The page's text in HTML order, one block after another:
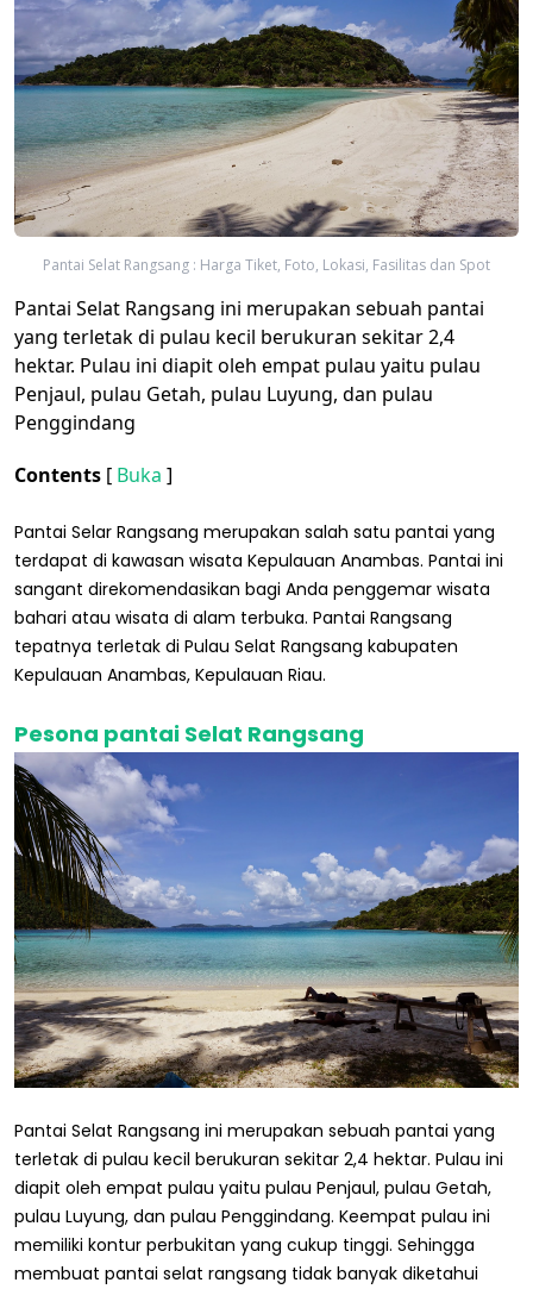
Pantai Selat Rangsang : Harga Tiket, Foto, Lokasi, Fasilitas dan Spot
Pantai Selat Rangsang ini merupakan sebuah pantai
yang terletak di pulau kecil berukuran sekitar 2,4
hektar. Pulau ini diapit oleh empat pulau yaitu pulau
Penjaul, pulau Getah, pulau Luyung, dan pulau
Penggindang
Contents [ Buka ]
Pantai Selar Rangsang merupakan salah satu pantai yang
terdapat di kawasan wisata Kepulauan Anambas. Pantai ini
sangant direkomendasikan bagi Anda penggemar wisata
bahari atau wisata di alam terbuka. Pantai Rangsang
tepatnya terletak di Pulau Selat Rangsang kabupaten
Kepulauan Anambas, Kepulauan Riau.
Pesona pantai Selat Rangsang
Pantai Selat Rangsang ini merupakan sebuah pantai yang
terletak di pulau kecil berukuran sekitar 2,4 hektar. Pulau ini
diapit oleh empat pulau yaitu pulau Penjaul, pulau Getah,
pulau Luyung, dan pulau Penggindang. Keempat pulau ini
memiliki kontur perbukitan yang cukup tinggi. Sehingga
membuat pantai selat rangsang tidak banyak diketahui